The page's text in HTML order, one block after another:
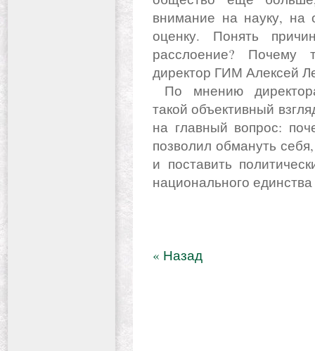
внимание на науку, на
оценку. Понять
расслоение? Почему
директор ГИМ Алексей
По мнению директора Исторического музея, именно
такой объективный
на главный вопрос:
позволил обмануть
и поставить
национального
« Назад